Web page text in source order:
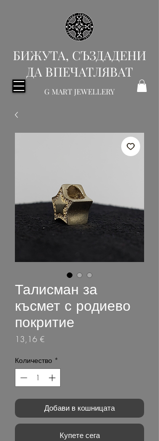
БИЖУТА, СЪЗДАДЕНИ
ДА ВПЕЧАТЛЯВАТ
G MART JEWELLERY
Талисман за
късмет с родиево
покритие
13,16 €
Количество *
Добави в кошницата
Купете сега